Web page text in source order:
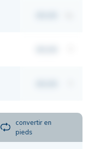
convertir en
pieds